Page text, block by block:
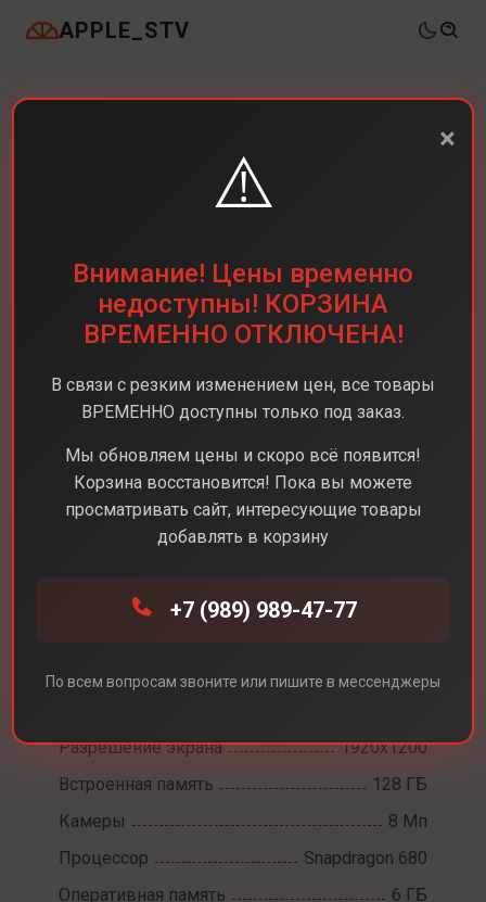
APPLE_STV
Планшеты Xiaomi Redmi Pad SE
Разрешение экрана
1920x1200
Встроенная память
128 ГБ
Камеры
8 Мп
Процессор
Snapdragon 680
Оперативная память
6 ГБ
×
⚠️
Внимание! Цены временно
недоступны! КОРЗИНА
ВРЕМЕННО ОТКЛЮЧЕНА!
В связи с резким изменением цен, все товары
ВРЕМЕННО доступны только под заказ.
Мы обновляем цены и скоро всё появится!
Корзина восстановится! Пока вы можете
просматривать сайт, интересующие товары
добавлять в корзину
+7 (989) 989-47-77
По всем вопросам звоните или пишите в мессенджеры